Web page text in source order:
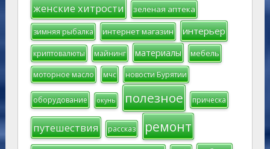
женские хитрости зеленая аптека
зимняя рыбалка интернет магазин интерьер
криптовалюты майнинг материалы мебель
моторное масло мчс новости Бурятии
оборудование окунь полезное прическа
путешествия рассказ ремонт